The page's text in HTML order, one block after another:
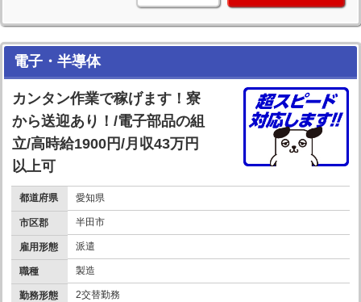
電子・半導体
カンタン作業で稼げます！寮
から送迎あり！/電子部品の組
立/高時給1900円/月収43万円
以上可
都道府県 愛知県
市区郡 半田市
雇用形態 派遣
職種 製造
勤務形態 2交替勤務